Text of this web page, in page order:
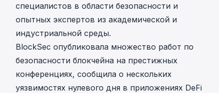
специалистов в области безопасности и
опытных экспертов из академической и
индустриальной среды.
BlockSec опубликовала множество работ по
безопасности блокчейна на престижных
конференциях, сообщила о нескольких
уязвимостях нулевого дня в приложениях DeFi